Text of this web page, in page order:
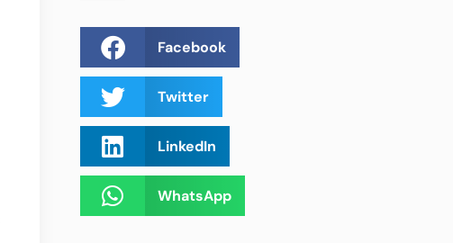
Facebook
Twitter
LinkedIn
WhatsApp